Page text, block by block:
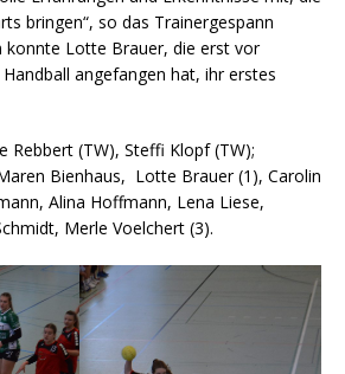
bringen“, so das Trainergespann
konnte Lotte Brauer, die erst vor
angefangen hat, ihr erstes
Rebbert (TW), Steffi Klopf (TW);
Bienhaus, Lotte Brauer (1), Carolin
Alina Hoffmann, Lena Liese,
Merle Voelchert (3).